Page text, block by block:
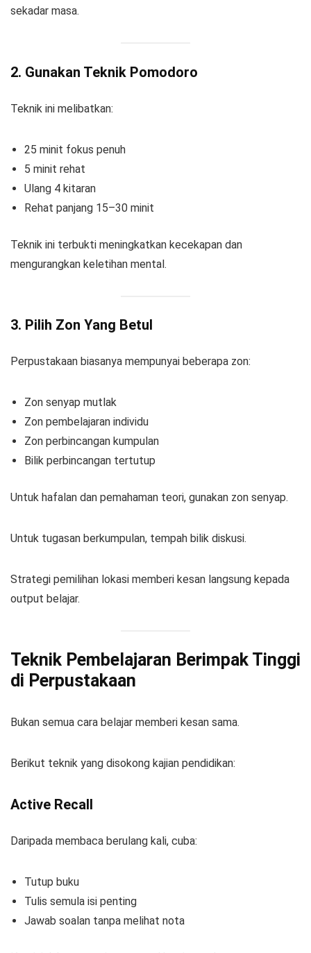
sekadar masa.
2. Gunakan Teknik Pomodoro
Teknik ini melibatkan:
25 minit fokus penuh
5 minit rehat
Ulang 4 kitaran
Rehat panjang 15–30 minit
Teknik ini terbukti meningkatkan kecekapan dan
mengurangkan keletihan mental.
3. Pilih Zon Yang Betul
Perpustakaan biasanya mempunyai beberapa zon:
Zon senyap mutlak
Zon pembelajaran individu
Zon perbincangan kumpulan
Bilik perbincangan tertutup
Untuk hafalan dan pemahaman teori, gunakan zon senyap.
Untuk tugasan berkumpulan, tempah bilik diskusi.
Strategi pemilihan lokasi memberi kesan langsung kepada
output belajar.
Teknik Pembelajaran Berimpak Tinggi
di Perpustakaan
Bukan semua cara belajar memberi kesan sama.
Berikut teknik yang disokong kajian pendidikan:
Active Recall
Daripada membaca berulang kali, cuba:
Tutup buku
Tulis semula isi penting
Jawab soalan tanpa melihat nota